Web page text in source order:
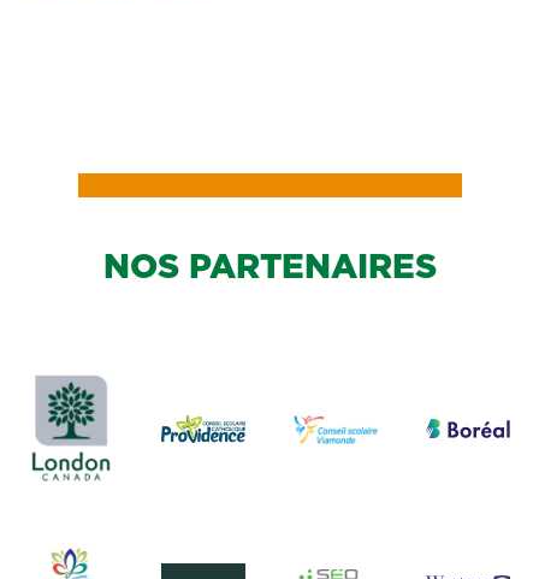
NOS PARTENAIRES